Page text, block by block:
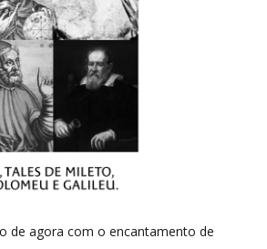
­­de agora com o encantamento de